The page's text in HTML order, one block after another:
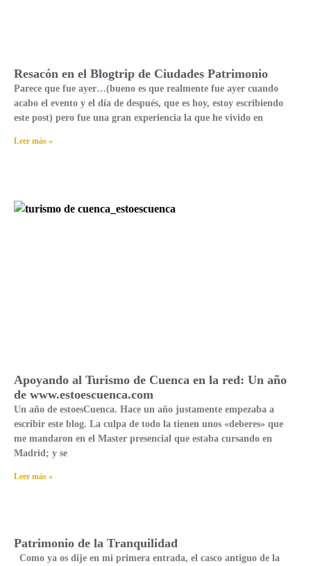
Resacón en el Blogtrip de Ciudades Patrimonio
Parece que fue ayer…(bueno es que realmente fue ayer cuando
acabo el evento y el día de después, que es hoy, estoy escribiendo
este post) pero fue una gran experiencia la que he vivido en
Leer más »
Apoyando al Turismo de Cuenca en la red: Un año
de www.estoescuenca.com
Un año de estoesCuenca. Hace un año justamente empezaba a
escribir este blog. La culpa de todo la tienen unos «deberes» que
me mandaron en el Master presencial que estaba cursando en
Madrid; y se
Leer más »
Patrimonio de la Tranquilidad
Como ya os dije en mi primera entrada, el casco antiguo de la